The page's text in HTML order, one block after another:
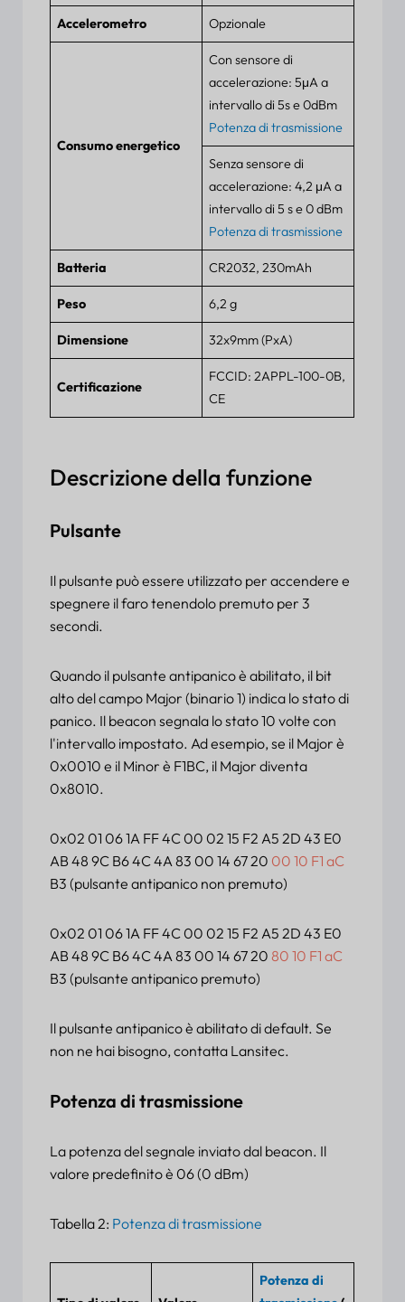
Accelerometro Opzionale
Consumo energetico
Con sensore di
accelerazione: 5μA a
intervallo di 5s e 0dBm
Potenza di trasmissione
Senza sensore di
accelerazione: 4,2 μA a
intervallo di 5 s e 0 dBm
Potenza di trasmissione
Batteria CR2032, 230mAh
Peso 6,2 g
Dimensione 32x9mm (PxA)
Certificazione
FCCID: 2APPL-100-0B,
CE
Descrizione della funzione
Pulsante
Il pulsante può essere utilizzato per accendere e
spegnere il faro tenendolo premuto per 3
secondi.
Quando il pulsante antipanico è abilitato, il bit
alto del campo Major (binario 1) indica lo stato di
panico. Il beacon segnala lo stato 10 volte con
l'intervallo impostato. Ad esempio, se il Major è
0x0010 e il Minor è F1BC, il Major diventa
0x8010.
0x02 01 06 1A FF 4C 00 02 15 F2 A5 2D 43 E0
AB 48 9C B6 4C 4A 83 00 14 67 20 00 10 F1 aC
B3 (pulsante antipanico non premuto)
0x02 01 06 1A FF 4C 00 02 15 F2 A5 2D 43 E0
AB 48 9C B6 4C 4A 83 00 14 67 20 80 10 F1 aC
B3 (pulsante antipanico premuto)
Il pulsante antipanico è abilitato di default. Se
non ne hai bisogno, contatta Lansitec.
Potenza di trasmissione
La potenza del segnale inviato dal beacon. Il
valore predefinito è 06 (0 dBm)
Tabella 2: Potenza di trasmissione
Potenza di